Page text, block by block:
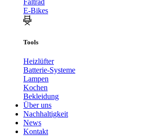
E-Bikes
Tools
Heizlüfter
Batterie-Systeme
Lampen
Kochen
Bekleidung
Über uns
Nachhaltigkeit
News
Kontakt